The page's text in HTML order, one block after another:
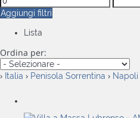
Aggiungi filtri
Lista
Ordina per:
› Italia › Penisola Sorrentina › Napoli